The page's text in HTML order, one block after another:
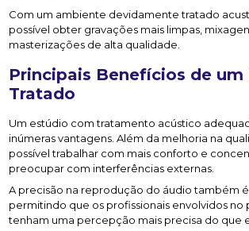
Com um ambiente devidamente tratado
possível obter gravações mais limpas,
masterizações de alta qualidade.
Principais Benefícios de um
Tratado
Um estúdio com tratamento acústico
inúmeras vantagens. Além da melhoria na
possível trabalhar com mais conforto e
preocupar com interferências externas.
A precisão na reprodução do áudio também
permitindo que os profissionais envolvidos no
tenham uma percepção mais precisa do que